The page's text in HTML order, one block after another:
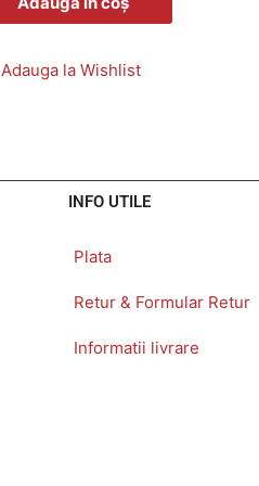
Adauga la Wishlist
INFO UTILE
Plata
Retur & Formular Retur
Informatii livrare